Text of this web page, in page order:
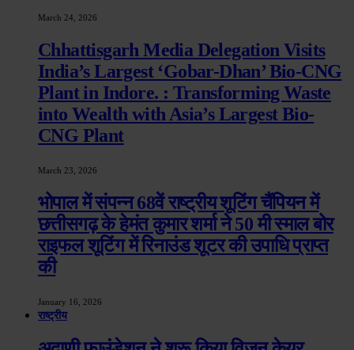
March 24, 2026
Chhattisgarh Media Delegation Visits
India’s Largest ‘Gobar-Dhan’ Bio-CNG
Plant in Indore. : Transforming Waste
into Wealth with Asia’s Largest Bio-
CNG Plant
March 23, 2026
भोपाल में संपन्न 68वें राष्ट्रीय शूटिंग चैंपियन में
छत्तीसगढ़ के हेमंत कुमार शर्मा ने 50 मी स्माल बोर
राइफल शूटिंग में रिनाउंड शूटर की उपाधि प्राप्त
की
January 16, 2026
राष्ट्रीय